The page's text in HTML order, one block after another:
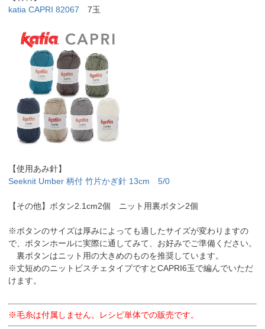
katia CAPRI 82067 7玉
【使用あみ針】
Seeknit Umber 柄付 竹片かぎ針 13cm 5/0
【その他】ボタン2.1cm2個 ニット用裏ボタン2個
※ボタンのサイズは厚みによっても適したサイズが変わりますの
で、ボタンホールに実際に通してみて、お好みでご準備ください。
裏ボタンはニット用の大きめのものを推奨しています。
※丈短めのニットビスチェタイプですとCAPRI6玉で編んでいただ
けます。
※毛糸は付属しません。レシピ単体での販売です。